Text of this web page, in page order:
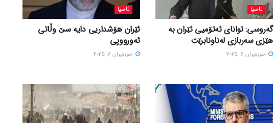
ئاسیا
گەروسی: توانای ئەتۆمیی ئێران بە
هێزی سەربازی لەناونابرێت
حوزه‌یران 6, 2025
ئاسیا
ئێران هۆشداریی دایە سێ وڵاتی
ئەورووپی
حوزه‌یران 6, 2025